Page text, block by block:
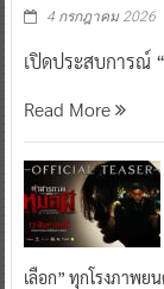
4 กรกฎาคม 2026
เปิดประสบการณ์
Read More
เลือก” ทุกโรงภาพย